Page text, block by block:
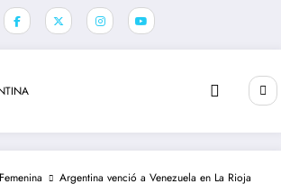
Argentina venció a Venezuela en La Rioja